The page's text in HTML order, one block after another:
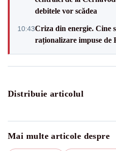
debitele vor scădea
10:43Criza din energie. Cine
raționalizare impuse de
Distribuie articolul
Mai multe articole despre